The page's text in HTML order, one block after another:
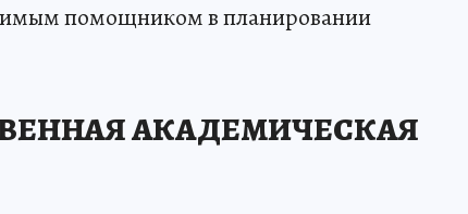
помощником в планировании
АКАДЕМИЧЕСКАЯ